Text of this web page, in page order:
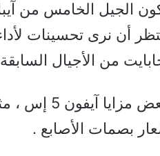
الجيل الخامس من
أن نرى تحسينات
ويمكن أن يحمل
بصمات الأصابع .